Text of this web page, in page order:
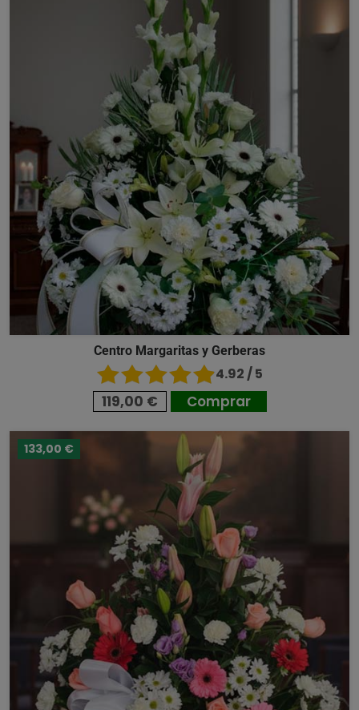
Centro Margaritas y Gerberas
4.92 / 5
119,00 € Comprar
133,00 €